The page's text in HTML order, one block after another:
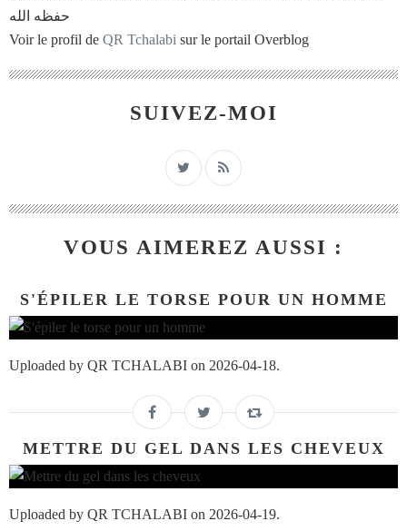
حفظه الله
Voir le profil de QR Tchalabi sur le portail Overblog
SUIVEZ-MOI
VOUS AIMEREZ AUSSI :
S'ÉPILER LE TORSE POUR UN HOMME
Uploaded by QR TCHALABI on 2026-04-18.
METTRE DU GEL DANS LES CHEVEUX
Uploaded by QR TCHALABI on 2026-04-19.